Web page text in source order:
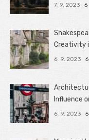
7. 9. 2023 6
Creativity
6. 9. 2023
Influence
6. 9. 2023